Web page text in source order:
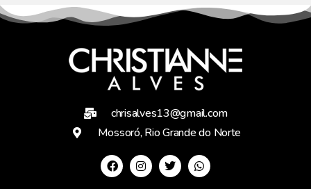
chrisalves13@gmail.com
Mossoró, Rio Grande do Norte